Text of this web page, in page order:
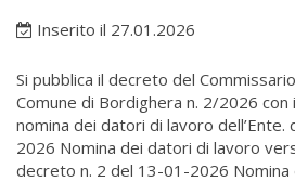
Inserito il 27.01.2026
Si pubblica il decreto del
Comune di Bordighera n. 2/2026 con
nomina dei datori di lavoro
2026 Nomina dei datori di lavoro
decreto n. 2 del 13-01-2026